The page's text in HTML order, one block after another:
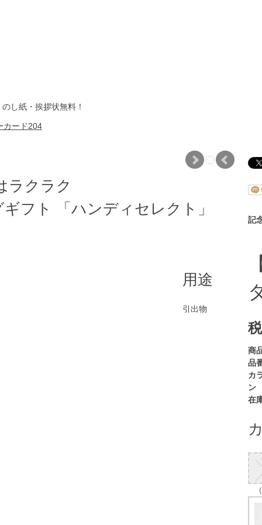
し紙・挨拶状無料！
カード204
ラクラク
フト 「ハンディセレクト」
用途
引出物
記
商
品
カ
ン
在